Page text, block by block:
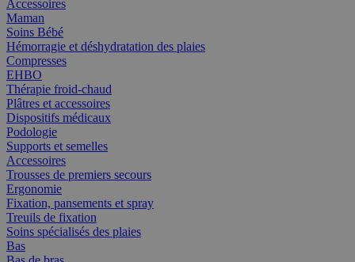
Accessoires
Maman
Soins Bébé
Hémorragie et déshydratation des plaies
Compresses
EHBO
Thérapie froid-chaud
Plâtres et accessoires
Dispositifs médicaux
Podologie
Supports et semelles
Accessoires
Trousses de premiers secours
Ergonomie
Fixation, pansements et spray
Treuils de fixation
Soins spécialisés des plaies
Bas